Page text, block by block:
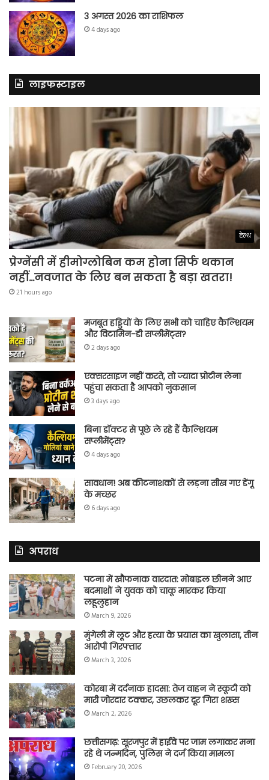
3 अगस्त 2026 का राशिफल
4 days ago
लाइफस्टाइल
हेल्थ
प्रेग्नेंसी में हीमोग्लोबिन कम होना सिर्फ थकान
नहीं…नवजात के लिए बन सकता है बड़ा खतरा!
21 hours ago
मजबूत हड्डियों के लिए सभी को चाहिए कैल्शियम
और विटामिन-डी सप्लीमेंट्स?
2 days ago
एक्सरसाइज नहीं करते, तो ज्यादा प्रोटीन लेना
पहुंचा सकता है आपको नुकसान
3 days ago
बिना डॉक्टर से पूछे ले रहे हैं कैल्शियम
सप्लीमेंट्स?
4 days ago
सावधान! अब कीटनाशकों से लड़ना सीख गए डेंगू
के मच्छर
6 days ago
अपराध
पटना में खौफनाक वारदात: मोबाइल छीनने आए
बदमाशों ने युवक को चाकू मारकर किया
लहूलुहान
March 9, 2026
मुंगेली में लूट और हत्या के प्रयास का खुलासा, तीन
आरोपी गिरफ्तार
March 3, 2026
कोरबा में दर्दनाक हादसा: तेज वाहन ने स्कूटी को
मारी जोरदार टक्कर, उछलकर दूर गिरा शख्स
March 2, 2026
छत्तीसगढ़: सूरजपुर में हाईवे पर जाम लगाकर मना
रहे थे जन्मदिन, पुलिस ने दर्ज किया मामला
February 20, 2026